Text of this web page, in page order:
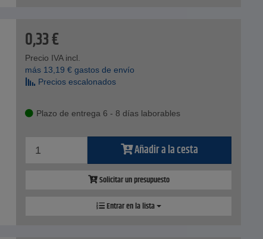
0,33€
Precio IVA incl.
más 13,19 € gastos de envío
Precios escalonados
Plazo de entrega 6 - 8 días laborables
Añadir a la cesta
Solicitar un presupuesto
Entrar en la lista